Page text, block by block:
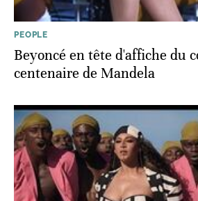
PEOPLE
Beyoncé en tête d'affiche du
centenaire de Mandela